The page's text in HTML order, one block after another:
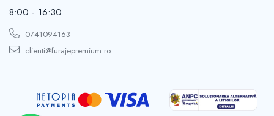
8:00 - 16:30
0741094163
clienti@furajepremium.ro